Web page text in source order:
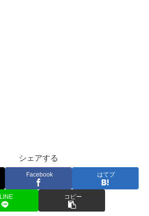
シェアする
Facebook はてブ
LINE コピー